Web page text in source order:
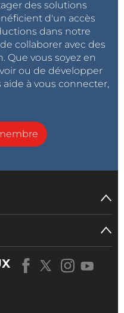
des solutions
d'un accès
dans notre
collaborer avec des
Que vous soyez en
ou de développer
à vous connecter,